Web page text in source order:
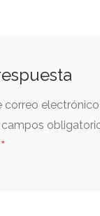
correo
campos
*